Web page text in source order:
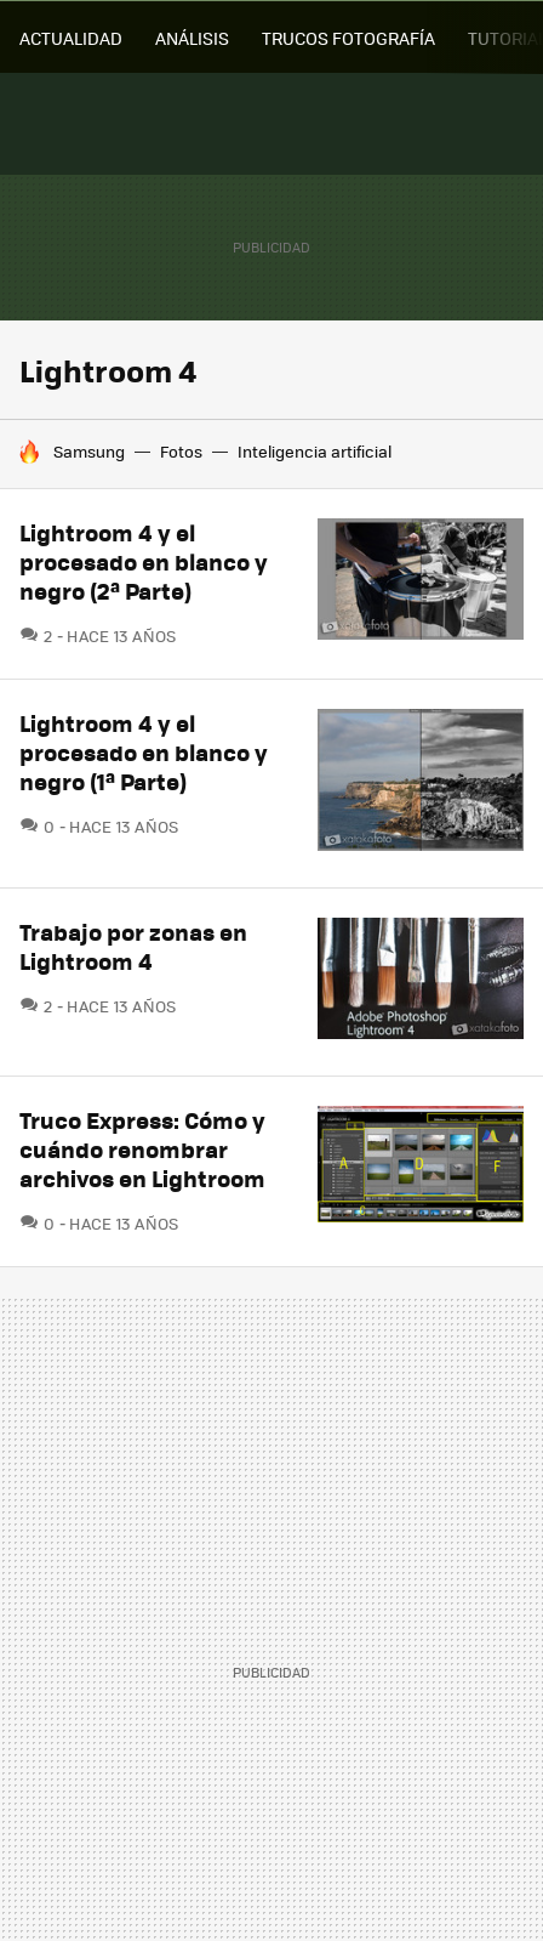
ACTUALIDAD ANÁLISIS TRUCOS FOTOGRAFÍA
Lightroom 4
HOY SE HABLA DE
Samsung Fotos Inteligencia artificial
Lightroom 4 y el
procesado en blanco y
negro (2ª Parte)
2 COMENTARIOS
HACE 13 AÑOS
Lightroom 4 y el
procesado en blanco y
negro (1ª Parte)
0 COMENTARIOS
HACE 13 AÑOS
Trabajo por zonas en
Lightroom 4
2 COMENTARIOS
HACE 13 AÑOS
Truco Express: Cómo y
cuándo renombrar
archivos en Lightroom
0 COMENTARIOS
HACE 13 AÑOS